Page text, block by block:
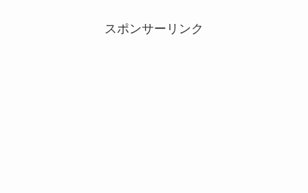
スポンサーリンク